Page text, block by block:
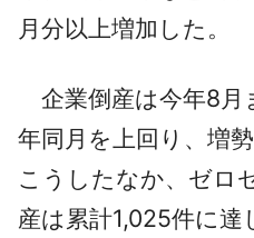
月分以上増加した。
企業倒産は今年8月
年同月を上回り、増
こうしたなか、ゼロ
産は累計1,025件に